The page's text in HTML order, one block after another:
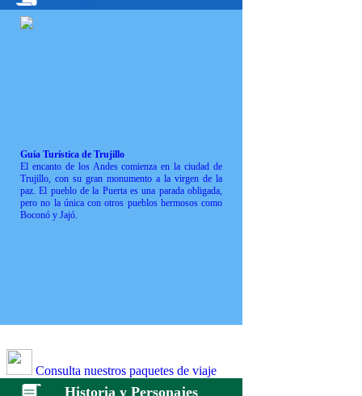
Guía Turística de Trujillo
El encanto de los Andes comienza en la ciudad de
Trujillo, con su gran monumento a la virgen de la
paz. El pueblo de la Puerta es una parada obligada,
pero no la única con otros pueblos hermosos como
Boconó y Jajó.
Consulta nuestros paquetes de viaje
Historia y Personajes